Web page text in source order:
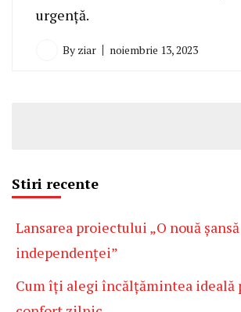
urgență.
By ziar noiembrie 13, 2023
Stiri recente
Lansarea proiectului „O nouă șansă
independenței”
Cum îți alegi încălțămintea ideală